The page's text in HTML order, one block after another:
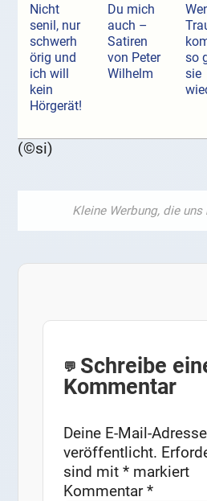
Nicht
senil, nur
schwerh
örig und
ich will
kein
Hörgerät!
Du mich
auch –
Satiren
von Peter
Wilhelm
so
sie
(©si)
Schreibe
Kommentar
Deine E-Mail-
veröffentlicht.
sind mit* markiert
Kommentar*